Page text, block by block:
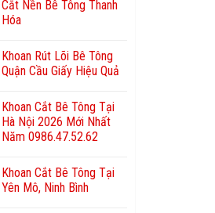
Cắt Nền Bê Tông Thanh
Hóa
Khoan Rút Lõi Bê Tông
Quận Cầu Giấy Hiệu Quả
Khoan Cắt Bê Tông Tại
Hà Nội 2026 Mới Nhất
Năm 0986.47.52.62
Khoan Cắt Bê Tông Tại
Yên Mô, Ninh Bình